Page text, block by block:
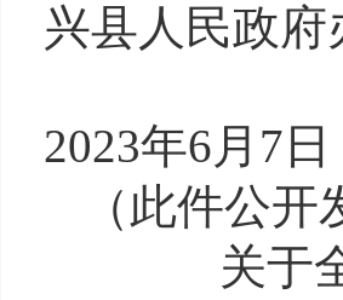
兴县人民政府
2023年6月 7 日
（此件公开
关于